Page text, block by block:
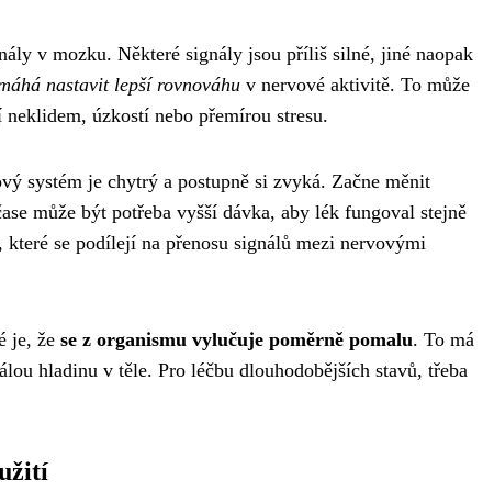
v mozku. Některé signály jsou příliš silné, jiné naopak
nastavit lepší rovnováhu v nervové aktivitě. To může
úzkostí nebo přemírou stresu.
systém je chytrý a postupně si zvyká. Začne měnit
může být potřeba vyšší dávka, aby lék fungoval stejně
se podílejí na přenosu signálů mezi nervovými
je, že se z organismu vylučuje poměrně pomalu. To má
hladinu v těle. Pro léčbu dlouhodobějších stavů, třeba